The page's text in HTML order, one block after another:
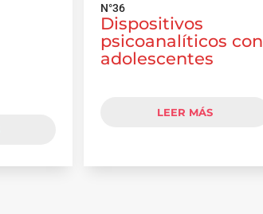
N°36
Dispositivos
psicoanalíticos con
adolescentes
LEER MÁS